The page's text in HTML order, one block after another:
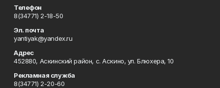
Телефон
8(34771) 2-18-50
Эл. почта
yantiyak@yandex.ru
Адрес
452880, Аскинский район, с. Аскино, ул. Блюхера, 10
Рекламная служба
8(34771) 2-20-60